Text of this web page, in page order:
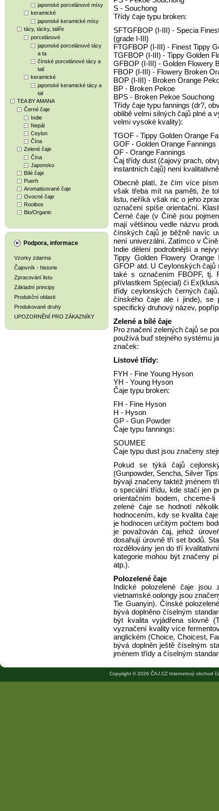
japonské porcelánové mísy
keramické
japonské keramické mísy
tácy, tácky, talíře
porcelánové
japonské porcelánové tácy
a ta
čínské porcelánové tácy a
talí
keramické
japonské keramické tácy a
tal
TEA BY AMANA
Černé čaje
Indie
Nepál
Ceylon
Čína
Zelené čaje
Čína
Japonsko
Bílé čaje
Puerh
Aromatisované čaje
Ovocné čaje
Rooibos
Bio/Organic
Podpora, informace
Vzorky zdarma
Čajovník - historie
Zpracování listu
Základní principy
Produkční oblasti
Produkované druhy
UPOZORNĚNÍ PRO ZÁKAZNÍKY
S - Souchong
Třídy čaje typu broken:
SFTGFBOP (I-III) - Specia
(grade I-III)
FTGFBOP (I-III) - Finest Tippy
TGFBOP (I-III) - Tippy Golden
GFBOP (I-III) - Golden Flowery
FBOP (I-III) - Flowery Broken
BOP (I-III) - Broken Orange
BP - Broken Pekoe
BPS - Broken Pekoe Souchong
Třídy čaje typu fannings (dr?,
oblibě velmi silných čajů plné a
velmi vysoké kvality):
TGOF - Tippy Golden Orange
GOF - Golden Orange Fannings
OF - Orange Fannings
Čaj třídy dust (čajový prach,
instantních čajů) není
Obecně platí, že čím více
však třeba mít na paměti, že
listu, neříká však nic o jeho
označení spíše orientační.
Černé čaje (v Číně jsou
mají většinou vedle názvu
čínských čajů je běžně navíc
není univerzální. Zatímco v
Indie dělení podrobnější a
Tippy Golden Flowery
GFOP atd. U Ceylonských
také s označením FBOPF, tj.
přívlastkem Sp(ecial) či
třídy ceylonských černých
čínského čaje ale i jinde), se
specifický druhový název,
Zelené a bílé čaje
Pro značení zelených čajů se
používá buď stejného systému
značek:
Listové třídy:
FYH - Fine Young Hyson
YH - Young Hyson
Čaje typu broken:
FH - Fine Hyson
H - Hyson
GP - Gun Powder
Čaje typu fannings:
SOUMEE
Čaje typu dust jsou značeny
Pokud se týká čajů
(Gunpowder, Sencha, Silver
bývají značeny taktéž jménem
o speciální třídu, kde stačí jen
orientačním bodem, chceme-
zelené čaje se hodnotí
hodnocením, kdy se kvalita
je hodnocen určitým počtem
je považován čaj, jehož
dosahují úrovně tří set bodů.
rozdělovány jen do tří
kategorie mohou být značeny
atp.).
Polozelené čaje
Indické polozelené čaje jsou
vietnamské oolongy jsou
Tie Guanyin). Čínské
bývá doplněno číselným
být kvalita vyjádřena slovně
vyznačení kvality více
anglickém (Choice, Choicest,
bývá doplněn ještě číselným
jménem třídy a číselným
Copyright © 2026 ČAJ.CZ Internetový obchod